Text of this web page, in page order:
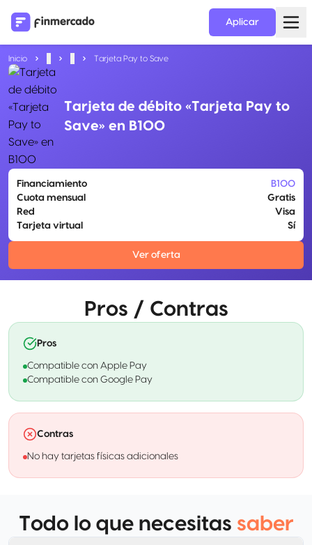
Aplicar
Inicio Tarjeta Pay to Save
Tarjeta de débito «Tarjeta Pay to
Save» en B100
Financiamiento
B100
Cuota mensual
Gratis
Red
Visa
Tarjeta virtual
Sí
Ver oferta
Pros / Contras
Pros
Compatible con Apple Pay
Compatible con Google Pay
Contras
No hay tarjetas físicas adicionales
Todo lo que necesitas saber